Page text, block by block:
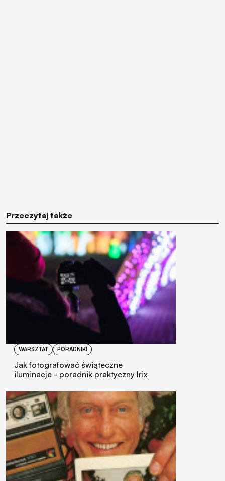
Przeczytaj także
WARSZTAT PORADNIKI
Jak fotografować świąteczne
iluminacje - poradnik praktyczny Irix